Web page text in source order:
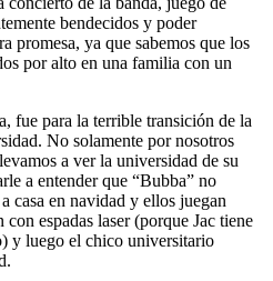
bendecidos y poder
promesa, ya que sabemos que los
por alto en una familia con un
fue para la terrible transición de la
No solamente por nosotros
a ver la universidad de su
a entender que “Bubba” no
casa en navidad y ellos juegan
espadas laser (porque Jac tiene
y luego el chico universitario